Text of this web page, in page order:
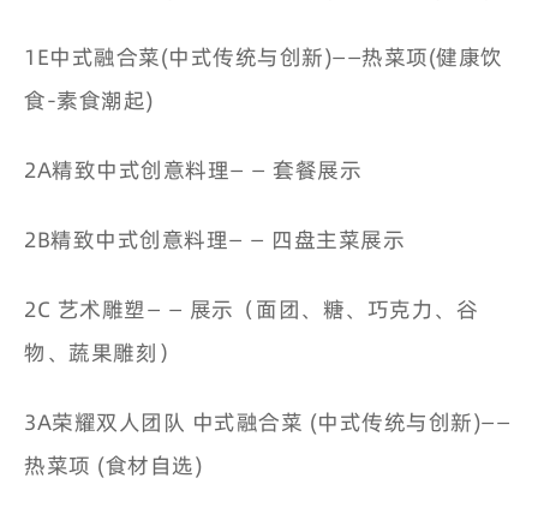
1E中式融合菜(中式传统与创新)——热菜项(健康饮
食-素食潮起)
2A精致中式创意料理— — 套餐展示
2B精致中式创意料理— — 四盘主菜展示
2C 艺术雕塑— — 展示（面团、糖、巧克力、谷
物、蔬果雕刻）
3A荣耀双人团队 中式融合菜 (中式传统与创新)——
热菜项 (食材自选)